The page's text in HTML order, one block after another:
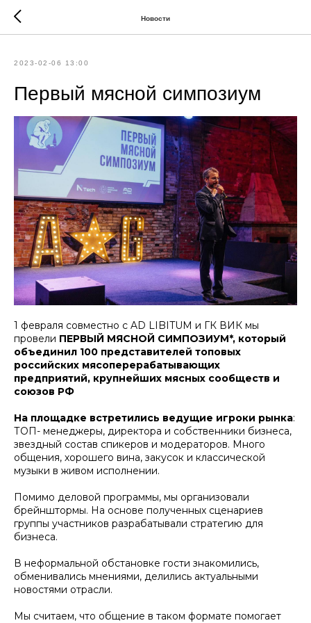
Новости
2023-02-06 13:00
Первый мясной симпозиум
1 февраля совместно с AD LIBITUM и ГК ВИК мы
провели ПЕРВЫЙ МЯСНОЙ СИМПОЗИУМ*, который
объединил 100 представителей топовых
российских мясоперерабатывающих
предприятий, крупнейших мясных сообществ и
союзов РФ
На площадке встретились ведущие игроки рынка:
ТОП- менеджеры, директора и собственники бизнеса,
звездный состав спикеров и модераторов. Много
общения, хорошего вина, закусок и классической
музыки в живом исполнении.
Помимо деловой программы, мы организовали
брейнштормы. На основе полученных сценариев
группы участников разрабатывали стратегию для
бизнеса.
В неформальной обстановке гости знакомились,
обменивались мнениями, делились актуальными
новостями отрасли.
Мы считаем, что общение в таком формате помогает